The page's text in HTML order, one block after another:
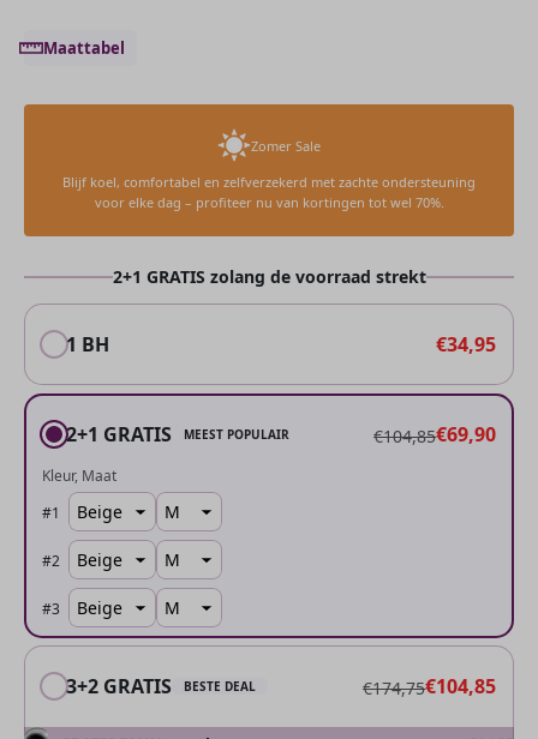
Maattabel
Zomer Sale
Blijf koel, comfortabel en zelfverzekerd met zachte ondersteuning
voor elke dag – profiteer nu van kortingen tot wel 70%.
2+1 GRATIS zolang de voorraad strekt
1 BH €34,95
2+1 GRATIS MEEST POPULAIR €69,90
€104,85
Kleur Maat
#1
#2
#3
3+2 GRATIS BESTE DEAL €104,85
€174,75